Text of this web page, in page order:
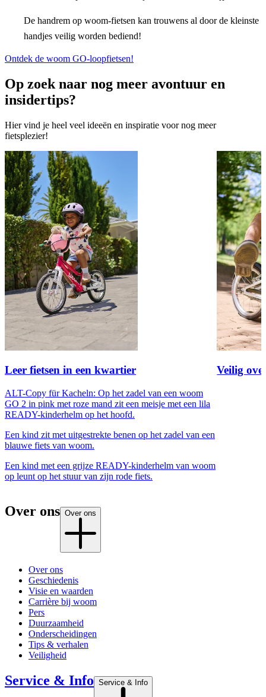
De handrem op woom-fietsen kan trouwens al door de kleinste
handjes veilig worden bediend!
Ontdek de woom GO-loopfietsen!
Op zoek naar nog meer avontuur en
insidertips?
Hier vind je heel veel ideeën en inspiratie voor nog meer
fietsplezier!
Leer fietsen in een kwartier
ALT-Copy für Kacheln: Op het zadel van een woom
GO 2 in pink met roze mand zit een meisje met een lila
READY-kinderhelm op het hoofd.
Een kind zit met uitgestrekte benen op het zadel van een
blauwe fiets van woom.
Een kind met een grijze READY-kinderhelm van woom
op leunt op het stuur van zijn rode fiets.
Veilig
Over ons Over ons
Over ons
Geschiedenis
Visie en waarden
Carrière bij woom
Pers
Duurzaamheid
Onderscheidingen
Tips & verhalen
Veiligheid
Service & Info Service & Info